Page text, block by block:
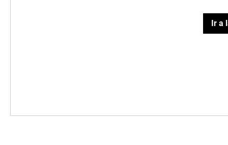
Ir a